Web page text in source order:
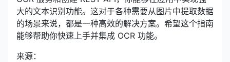
大的文本识别功能。这对于各种需要从图片中提取数据
的场景来说，都是一种高效的解决方案。希望这个指南
能够帮助你快速上手并集成 OCR 功能。
来源：